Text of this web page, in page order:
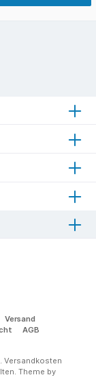
Versand
AGB
Versandkosten
Theme by